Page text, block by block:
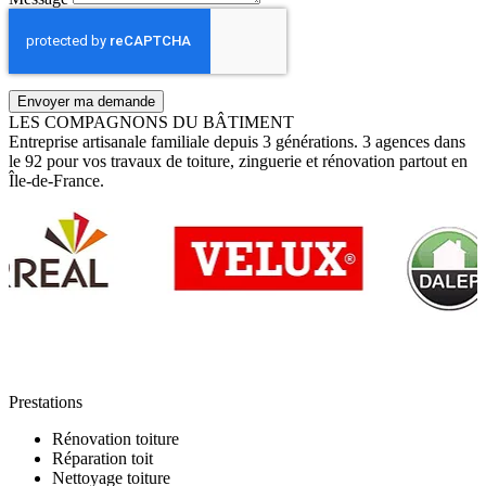
Envoyer ma demande
LES COMPAGNONS DU BÂTIMENT
Entreprise artisanale familiale depuis 3 générations. 3 agences dans
le 92 pour vos travaux de toiture, zinguerie et rénovation partout en
Île-de-France.
Prestations
Rénovation toiture
Réparation toit
Nettoyage toiture